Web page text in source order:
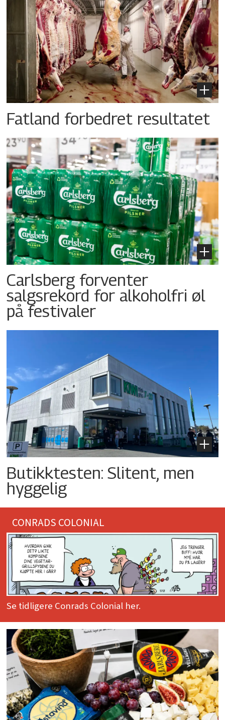
Fatland forbedret resultatet
Carlsberg forventer
salgsrekord for alkoholfri øl
på festivaler
Butikktesten: Slitent, men
hyggelig
CONRADS COLONIAL
Se tidligere Conrads Colonial her.